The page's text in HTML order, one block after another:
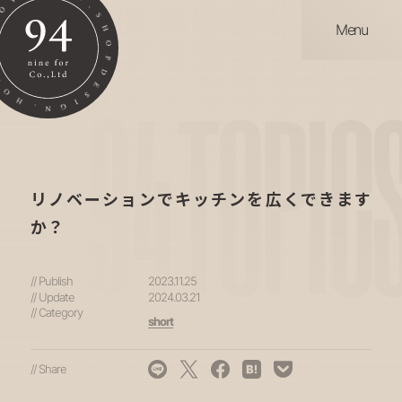
Menu
94
リノベーションでキッチンを広くできます
か？
// Publish
2023.11.25
// Update
2024.03.21
// Category
short
// Share